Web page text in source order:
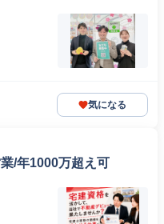
気になる
/年1000万超え可